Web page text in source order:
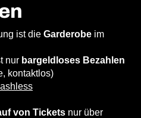
ist die Garderobe im
nur bargeldloses Bezahlen
kontaktlos)
von Tickets nur über